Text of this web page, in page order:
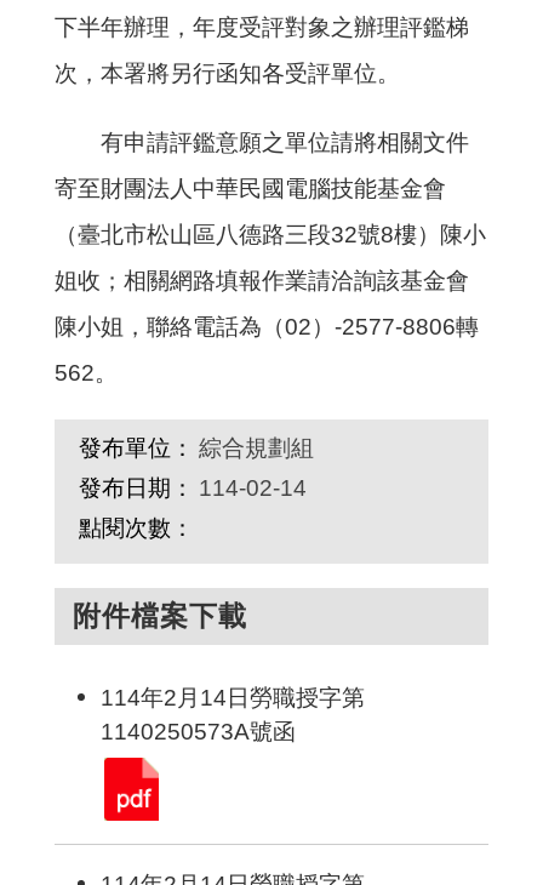
下半年辦理，年度受評對象之辦理評鑑梯
次，本署將另行函知各受評單位。
有申請評鑑意願之單位請將相關文件
寄至財團法人中華民國電腦技能基金會
（臺北市松山區八德路三段32號8樓）陳小
姐收；相關網路填報作業請洽詢該基金會
陳小姐，聯絡電話為（02）-2577-8806轉
562。
發布單位： 綜合規劃組
發布日期：
114-02-14
點閱次數：
附件檔案下載
114年2月14日勞職授字第
1140250573A號函